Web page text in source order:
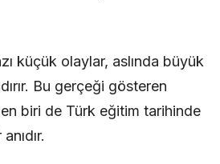
küçük olaylar, aslında büyük
Bu gerçeği gösteren
biri de Türk eğitim tarihinde